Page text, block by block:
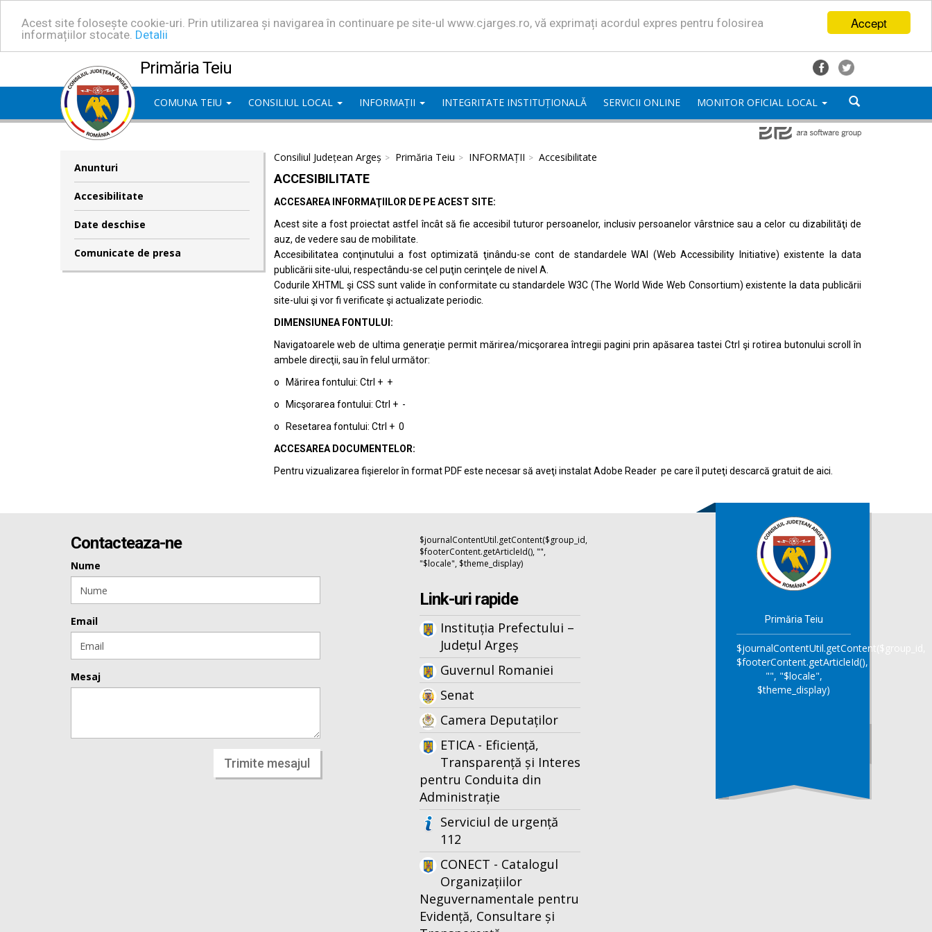
Accept
Acest site folosește cookie-uri. Prin utilizarea și navigarea în continuare pe site-ul www.cjarges.ro, vă exprimați acordul expres pentru folosirea
informațiilor stocate. Detalii
Primăria Teiu
COMUNA TEIU CONSILIUL LOCAL INFORMAȚII INTEGRITATE INSTITUȚIONALĂ SERVICII ONLINE MONITOR OFICIAL LOCAL
Anunturi
Accesibilitate
Date deschise
Comunicate de presa
Consiliul Județean Argeș Primăria Teiu INFORMAȚII Accesibilitate
ACCESIBILITATE
ACCESAREA INFORMAŢIILOR DE PE ACEST SITE:
Acest site a fost proiectat astfel încât să fie accesibil tuturor persoanelor, inclusiv persoanelor vârstnice sau a celor cu dizabilităţi de
auz, de vedere sau de mobilitate.
Accesibilitatea conţinutului a fost optimizată ţinându-se cont de standardeleWAI (Web Accessibility Initiative) existente la data
publicării site-ului, respectându-se cel puţin cerinţele de nivel A.
Codurile XHTML şi CSS sunt valide în conformitate cu standardeleW3C (The World Wide Web Consortium) existente la data publicării
site-ului şi vor fi verificate şi actualizate periodic.
DIMENSIUNEA FONTULUI:
Navigatoarele web de ultima generaţie permit mărirea/micşorarea întregii pagini prin apăsarea tastei Ctrl şi rotirea butonului scroll în
ambele direcţii, sau în felul următor:
o Mărirea fontului: Ctrl + +
o Micşorarea fontului: Ctrl + -
o Resetarea fontului: Ctrl + 0
ACCESAREA DOCUMENTELOR:
Pentru vizualizarea fişierelor în format PDF este necesar să aveţi instalat Adobe Reader pe care îl puteţi descarcă gratuit de aici.
Contacteaza-ne
Nume
Email
Mesaj
Trimite mesajul
$journalContentUtil.getContent($group_id,
$footerContent.getArticleId(), "",
"$locale", $theme_display)
Link-uri rapide
Instituția Prefectului –
Județul Argeș
Guvernul Romaniei
Senat
Camera Deputaților
ETICA - Eficiență,
Transparență și Interes
pentru Conduita din
Administrație
Serviciul de urgență
112
CONECT - Catalogul
Organizațiilor
Neguvernamentale pentru
Evidență, Consultare și
Primăria Teiu
$journalContentUtil.getContent($group_id,
$footerContent.getArticleId(),
"", "$locale",
$theme_display)